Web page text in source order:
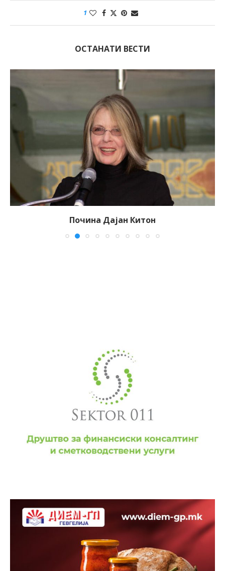
1
ОСТАНАТИ ВЕСТИ
Почина Дајан Китон